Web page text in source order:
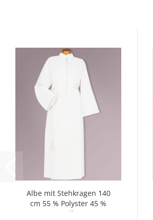
Albe mit Stehkragen 140
cm 55 % Polyster 45 %
Wolle